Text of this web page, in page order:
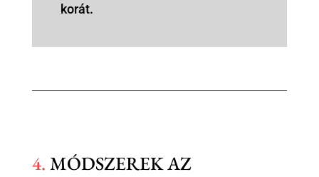
korát.
4. MÓDSZEREK AZ